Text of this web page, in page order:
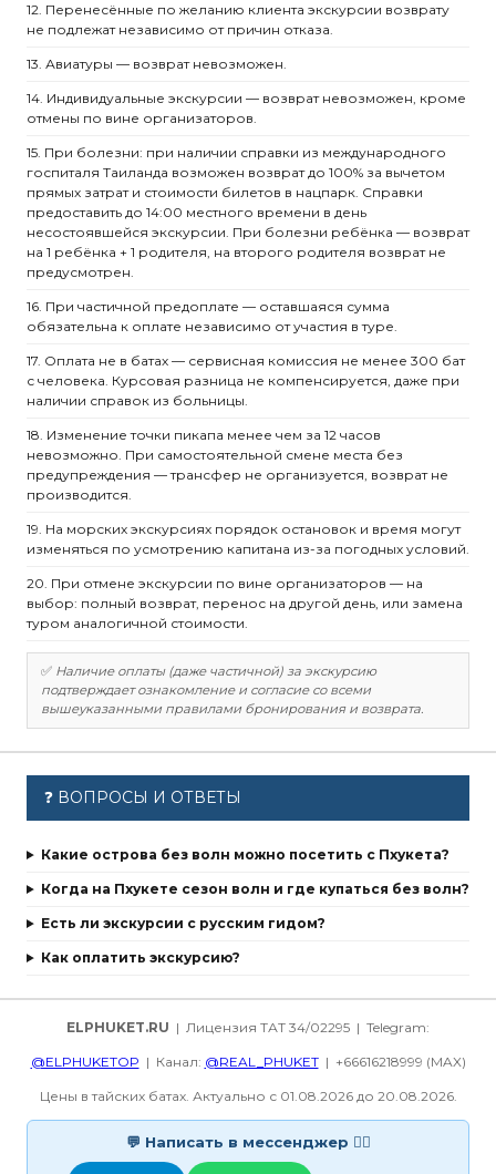
12. Перенесённые по желанию клиента экскурсии возврату
не подлежат независимо от причин отказа.
13. Авиатуры — возврат невозможен.
14. Индивидуальные экскурсии — возврат невозможен, кроме
отмены по вине организаторов.
15. При болезни: при наличии справки из международного
госпиталя Таиланда возможен возврат до 100% за вычетом
прямых затрат и стоимости билетов в нацпарк. Справки
предоставить до 14:00 местного времени в день
несостоявшейся экскурсии. При болезни ребёнка — возврат
на 1 ребёнка + 1 родителя, на второго родителя возврат не
предусмотрен.
16. При частичной предоплате — оставшаяся сумма
обязательна к оплате независимо от участия в туре.
17. Оплата не в батах — сервисная комиссия не менее 300 бат
с человека. Курсовая разница не компенсируется, даже при
наличии справок из больницы.
18. Изменение точки пикапа менее чем за 12 часов
невозможно. При самостоятельной смене места без
предупреждения — трансфер не организуется, возврат не
производится.
19. На морских экскурсиях порядок остановок и время могут
изменяться по усмотрению капитана из-за погодных условий.
20. При отмене экскурсии по вине организаторов — на
выбор: полный возврат, перенос на другой день, или замена
туром аналогичной стоимости.
✅ Наличие оплаты (даже частичной) за экскурсию
подтверждает ознакомление и согласие со всеми
вышеуказанными правилами бронирования и возврата.
❓ ВОПРОСЫ И ОТВЕТЫ
Какие острова без волн можно посетить с Пхукета?
Когда на Пхукете сезон волн и где купаться без волн?
Есть ли экскурсии с русским гидом?
Как оплатить экскурсию?
ELPHUKET.RU | Лицензия ТАТ 34/02295 | Telegram:
@ELPHUKETOP | Канал: @REAL_PHUKET| +66616218999 (MAX)
Цены в тайских батах. Актуально с 01.08.2026 до 20.08.2026.
💬 Написать в мессенджер 👇🏻